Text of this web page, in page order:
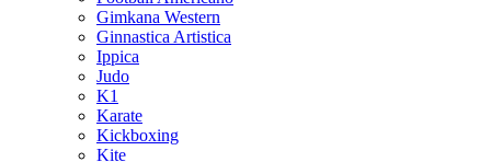
Gimkana Western
Ginnastica Artistica
Ippica
Judo
K1
Karate
Kickboxing
Kite